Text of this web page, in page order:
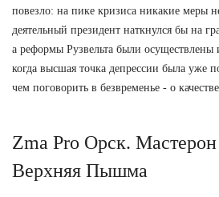
повезло: на пике кризиса никакие меры
деятельный президент наткнулся бы на
а реформы Рузвельта были осуществлены
когда высшая точка депрессии была уже
чем поговорить в безвременье - о
Zma Pro Орск.
Верхняя Пышма